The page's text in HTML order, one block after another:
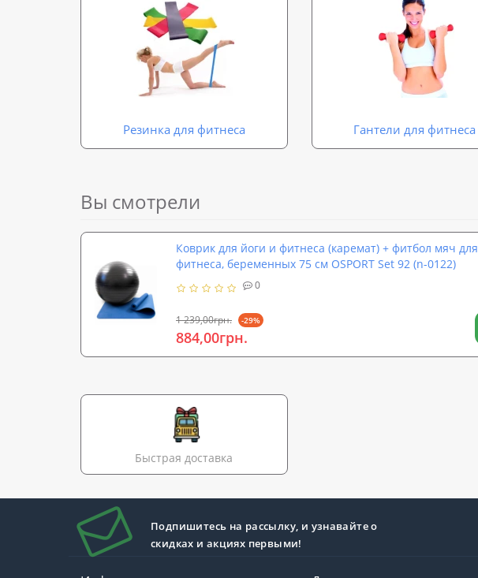
Резинка для фитнеса Гантели для фитнеса
Вы смотрели
Коврик для йоги и фитнеса (каремат) + фитбол мяч для
фитнеса, беременных 75 см OSPORT Set 92 (n-0122)
0
1 239,00грн. -29%
884,00грн.
Быстрая доставка
Подпишитесь на рассылку, и узнавайте о
скидках и акциях первыми!